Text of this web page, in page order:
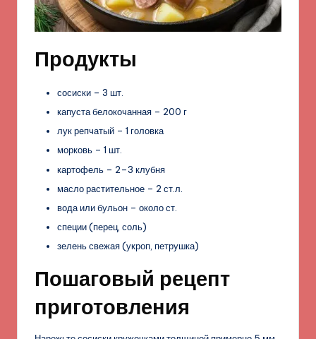
Продукты
сосиски – 3 шт.
капуста белокочанная – 200 г
лук репчатый – 1 головка
морковь – 1 шт.
картофель – 2–3 клубня
масло растительное – 2 ст.л.
вода или бульон – около ст.
специи (перец, соль)
зелень свежая (укроп, петрушка)
Пошаговый рецепт
приготовления